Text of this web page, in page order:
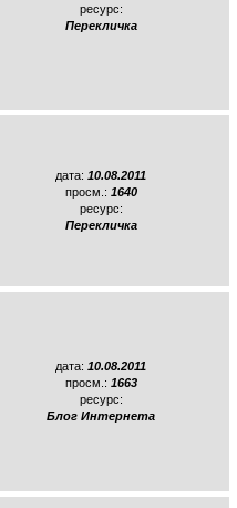
ресурс:
Перекличка
дата: 10.08.2011
просм.: 1640
ресурс:
Перекличка
дата: 10.08.2011
просм.: 1663
ресурс:
Блог Интернета